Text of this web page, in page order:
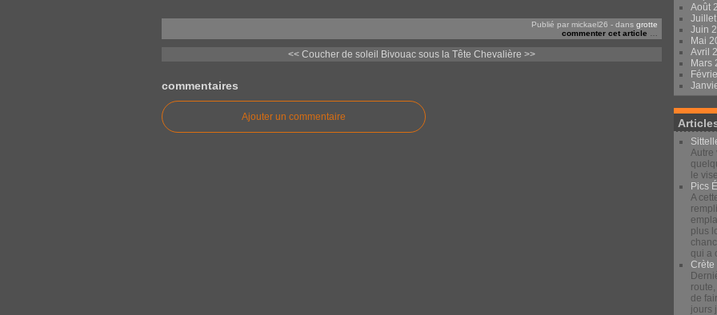
Publié par mickael26 - dans grotte
commenter cet article
<< Coucher de soleil Bivouac sous la Tête Chevalière >>
commentaires
Ajouter un commentaire
Août
Juin
Mai
Avril
Mars
Autre
le
Pics
A
plus
qui a
Crète
de
jours